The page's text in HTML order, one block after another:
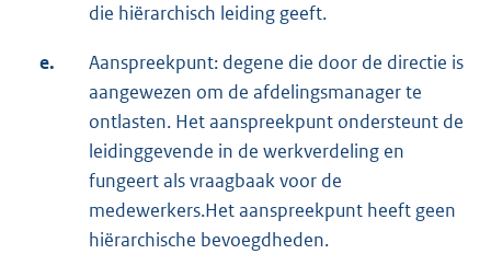
die hiërarchisch leiding geeft.
e.
Aanspreekpunt: degene die door de directie is
aangewezen om de afdelingsmanager te
ontlasten. Het aanspreekpunt ondersteunt de
leidinggevende in de werkverdeling en
fungeert als vraagbaak voor de
medewerkers.Het aanspreekpunt heeft geen
hiërarchische bevoegdheden.